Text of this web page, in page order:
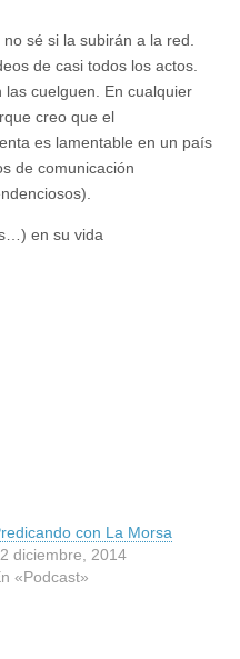
sé si la subirán a la red.
de casi todos los actos.
cuelguen. En cualquier
creo que el
es lamentable en un país
de comunicación
en su vida
con La Morsa
diciembre, 2014
«Podcast»